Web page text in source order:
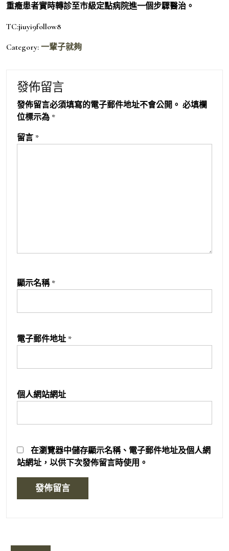
重癥患者實時轉診至市級定點病院進一個步驟醫治。
TC:jiuyi9follow8
Category: 一輩子就夠
發佈留言
發佈留言必須填寫的電子郵件地址不會公開。 必填欄
位標示為 *
留言 *
顯示名稱 *
電子郵件地址 *
個人網站網址
在瀏覽器中儲存顯示名稱、電子郵件地址及個人網
站網址，以供下次發佈留言時使用。